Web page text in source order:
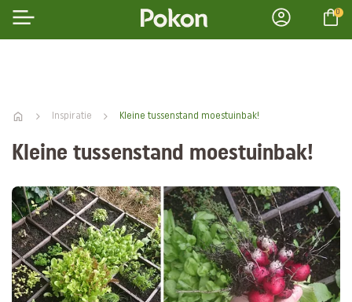
0
Inspiratie Kleine tussenstand moestuinbak!
Kleine tussenstand moestuinbak!